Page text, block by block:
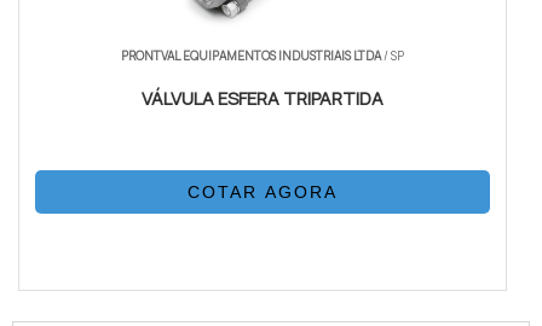
PRONTVAL EQUIPAMENTOS INDUSTRIAIS LTDA/ SP
VÁLVULA ESFERA TRIPARTIDA
COTAR AGORA